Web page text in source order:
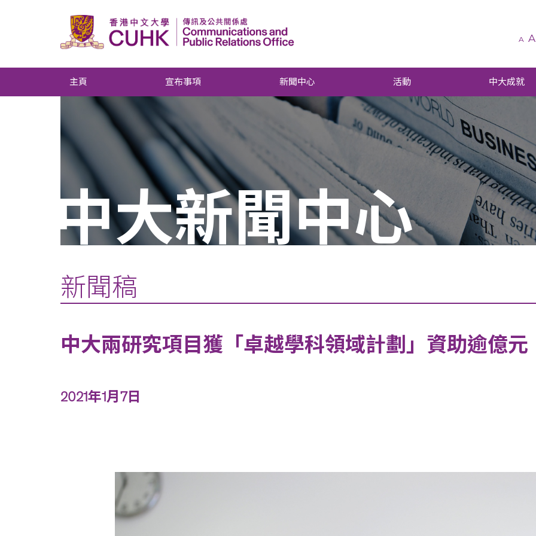
A A
主頁 宣布事項 新聞中心 活動 中大成就
中大新聞中心
新聞稿
中大兩研究項目獲「卓越學科領域計劃」資助逾億元
2021年1月7日